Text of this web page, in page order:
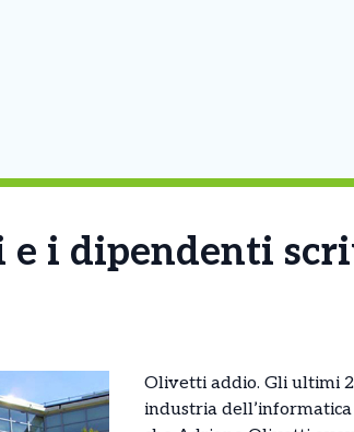
i dipendenti
Olivetti addio. Gli ultimi
industria